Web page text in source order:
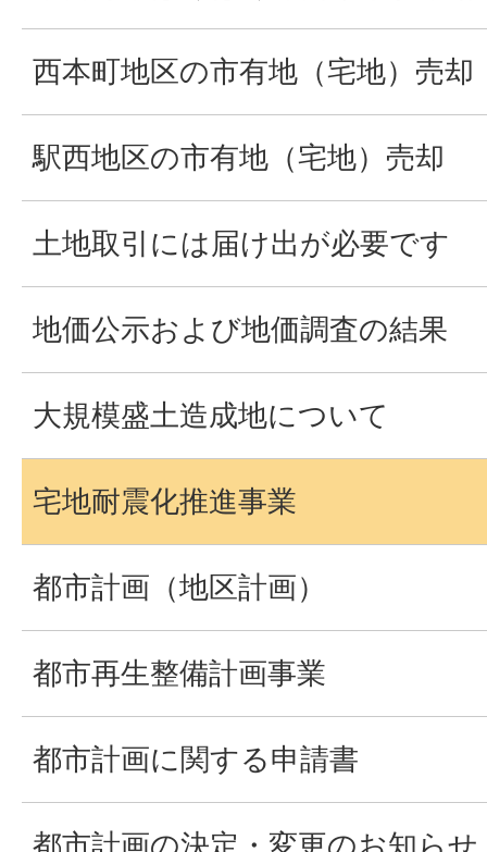
西本町地区の市有地（宅地）売却
駅西地区の市有地（宅地）売却
土地取引には届け出が必要です
地価公示および地価調査の結果
大規模盛土造成地について
宅地耐震化推進事業
都市計画（地区計画）
都市再生整備計画事業
都市計画に関する申請書
都市計画の決定・変更のお知らせ